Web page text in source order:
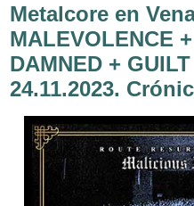
Metalcore en
MALEVOLENCE
DAMNED +
24.11.2023.